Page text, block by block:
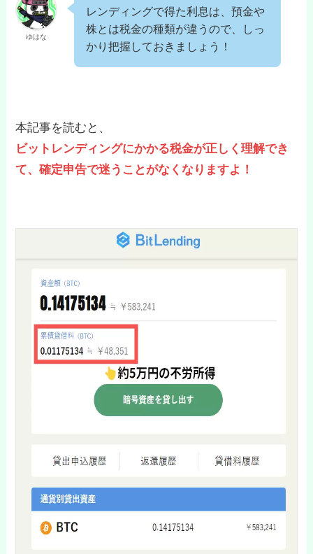
ゆはな
レンディングで得た利息は、預金や
株とは税金の種類が違うので、しっ
かり把握しておきましょう！
本記事を読むと、
ビットレンディングにかかる税金が正しく理解でき
て、確定申告で迷うことがなくなりますよ！